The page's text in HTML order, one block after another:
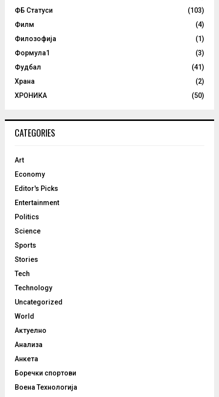
ФБ Статуси
(103)
Филм
(4)
Филозофија
(1)
Формула1
(3)
Фудбал
(41)
Храна
(2)
ХРОНИКА
(50)
CATEGORIES
Art
Economy
Editor's Picks
Entertainment
Politics
Science
Sports
Stories
Tech
Technology
Uncategorized
World
Актуелно
Анализа
Анкета
Боречки спортови
Воена Технологија